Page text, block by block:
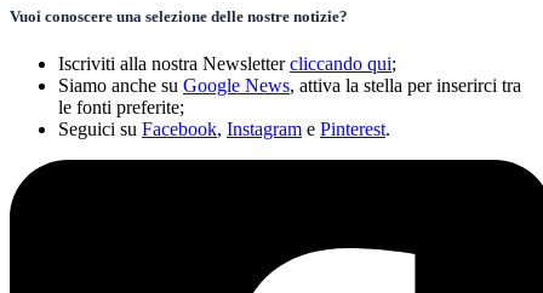
Vuoi conoscere una selezione delle nostre notizie?
Iscriviti alla nostra Newslettercliccando qui;
Siamo anche su Google News, attiva la stella per inserirci tra
le fonti preferite;
Seguici su Facebook, Instagram e Pinterest.